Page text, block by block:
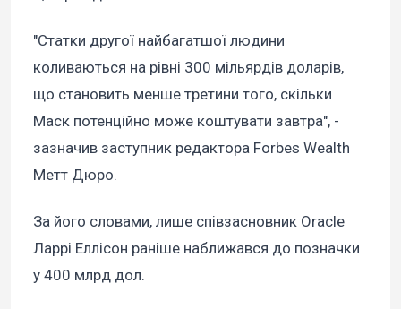
"Статки другої найбагатшої людини
коливаються на рівні 300 мільярдів доларів,
що становить менше третини того, скільки
Маск потенційно може коштувати завтра", -
зазначив заступник редактора Forbes Wealth
Метт Дюро.
За його словами, лише співзасновник Oracle
Ларрі Еллісон раніше наближався до позначки
у 400 млрд дол.